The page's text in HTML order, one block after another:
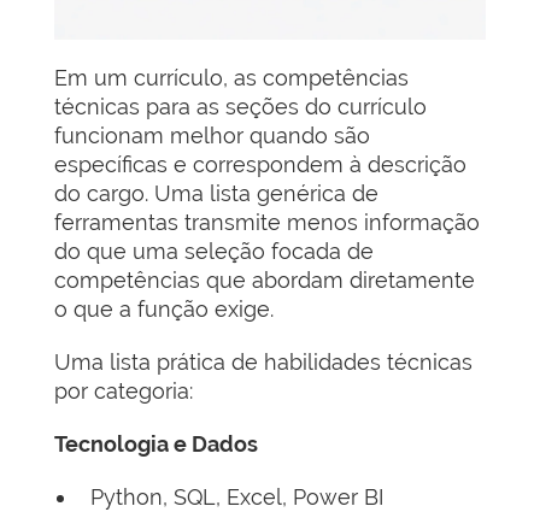
Em um currículo, as competências
técnicas para as seções do currículo
funcionam melhor quando são
específicas e correspondem à descrição
do cargo. Uma lista genérica de
ferramentas transmite menos informação
do que uma seleção focada de
competências que abordam diretamente
o que a função exige.
Uma lista prática de habilidades técnicas
por categoria:
Tecnologia e Dados
Python, SQL, Excel, Power BI